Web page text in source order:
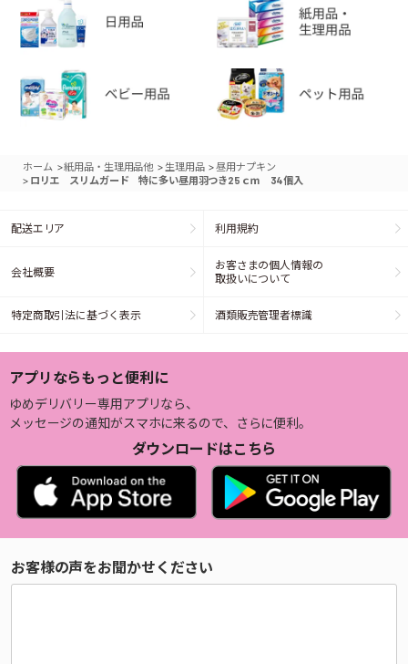
ホーム >紙用品・生理用品他 > 生理用品 >昼用ナプキン
> ロリエ スリムガード 特に多い昼用羽つき25ｃｍ 34個入
配送エリア 利用規約
会社概要
お客さまの個人情報の
取扱いについて
特定商取引法に基づく表示 酒類販売管理者標識
アプリならもっと便利に
ゆめデリバリー専用アプリなら、
メッセージの通知がスマホに来るので、さらに便利。
ダウンロードはこちら
お客様の声をお聞かせください